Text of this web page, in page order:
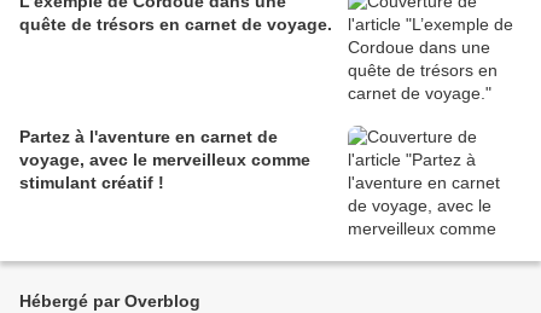
quête de trésors en carnet de voyage.
Partez à l'aventure en carnet de
voyage, avec le merveilleux comme
stimulant créatif !
Hébergé par Overblog